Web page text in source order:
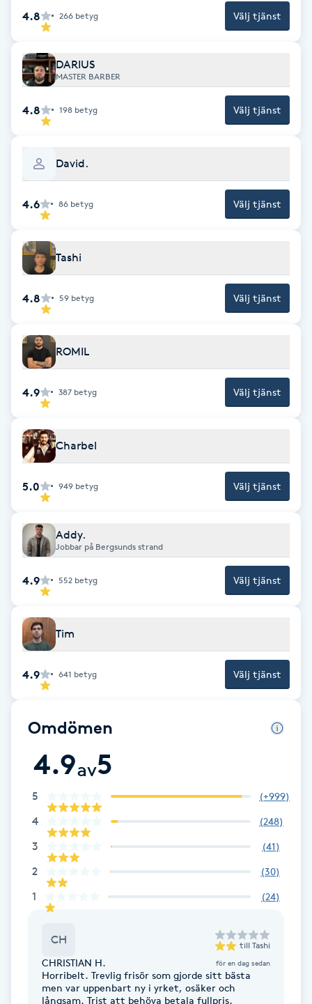
Extensions borttagning
Eyeliner-tatuering
Face framing
Faceliftmassage
Fet hårbotten
Fibromassage
Fotmassage
Fotsvamp
Fotvård
Fransborttagning
Fransfärgning
Fransförlängning
Fransförlängning Megavolym
Fransförlängning Volym
Fransk manikyr
Friskvård
Friskvårdsmassage
Frisör
Funktionsanalys
Färgning
4.8 266 betyg Välj tjänst
DARIUS
MASTER BARBER
4.8 198 betyg Välj tjänst
David.
4.6 86 betyg Välj tjänst
Tashi
4.8 59 betyg Välj tjänst
ROMIL
4.9 387 betyg Välj tjänst
Charbel
5.0 949 betyg Välj tjänst
Addy.
Jobbar på Bergsunds strand
4.9 552 betyg Välj tjänst
Tim
4.9 641 betyg Välj tjänst
Omdömen
4.9av5
5 (+999)
4 (248)
3 (41)
2 (30)
1 (24)
CH till Tashi
CHRISTIAN H. för en dag sedan
Horribelt. Trevlig frisör som gjorde sitt bästa
men var uppenbart ny i yrket, osäker och
långsam. Trist att behöva betala fullpris.